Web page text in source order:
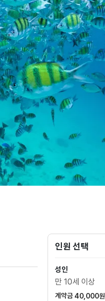
인원 선택
성인
만 10세 이상
계약금 40,000원